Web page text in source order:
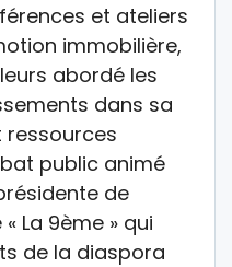
et ateliers
immobilière,
abordé les
dans sa
public animé
de
La 9ème » qui
de la diaspora